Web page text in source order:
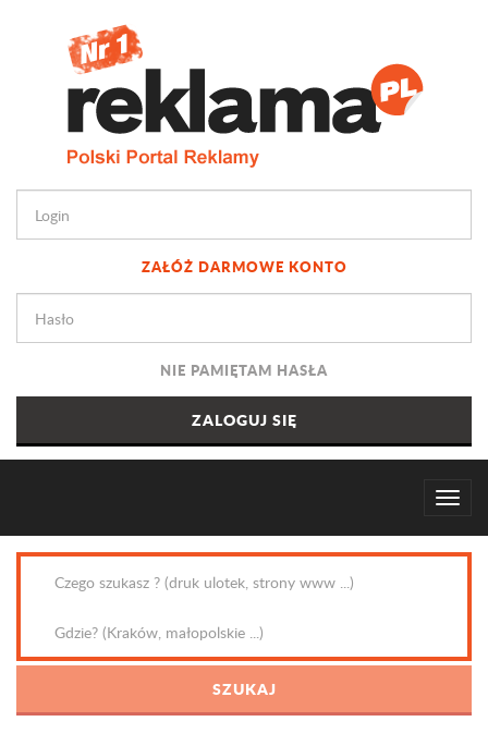
ZAŁÓŻ DARMOWE KONTO
NIE PAMIĘTAM HASŁA